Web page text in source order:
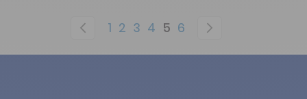
Page Page
Précédent
Page
1 Page
2 Page
3 Page
4 You're currently
5 Page
6